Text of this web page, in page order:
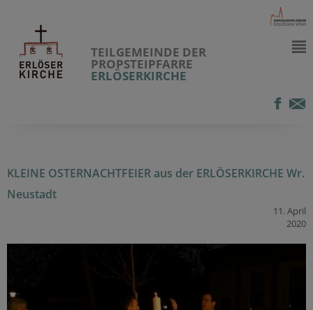
TEILGEMEINDE DER
PROPSTEIPFARRE
ERLÖSERKIRCHE
KLEINE OSTERNACHTFEIER aus der ERLÖSERKIRCHE Wr.
Neustadt
11. April
2020